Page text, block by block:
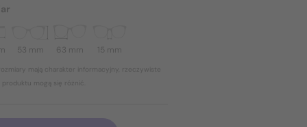
53 mm 63 mm 15 mm
mają charakter informacyjny, rzeczywiste
mogą się różnić.